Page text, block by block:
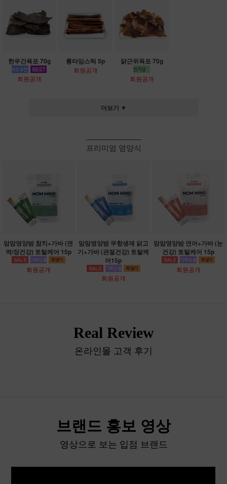
한우간육포 70g
회원공개
롱타임스틱 5p
회원공개
닭근위육포 70g
회원공개
더보기 ▼
프리미엄 영양식
맘맘영양밤 참치+가바 (면
역/장건강) 토탈케어 15p
회원공개
맘맘영양밤 무항생제 닭고
기+가바 (관절건강) 토탈케
어15p
회원공개
맘맘영양밤 연어+가바 (눈
건강) 토탈케어 15p
회원공개
Real Review
온라인몰 고객 후기
브랜드 홍보 영상
영상으로 보는 입점 브랜드